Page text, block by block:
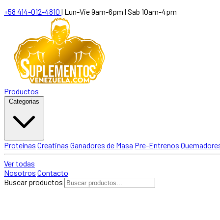
+58 414-012-4810 | Lun-Vie 9am-6pm | Sab 10am-4pm
Productos
Categorias
Proteínas Creatinas Ganadores de Masa Pre-Entrenos
Ver todas
Nosotros Contacto
Buscar productos